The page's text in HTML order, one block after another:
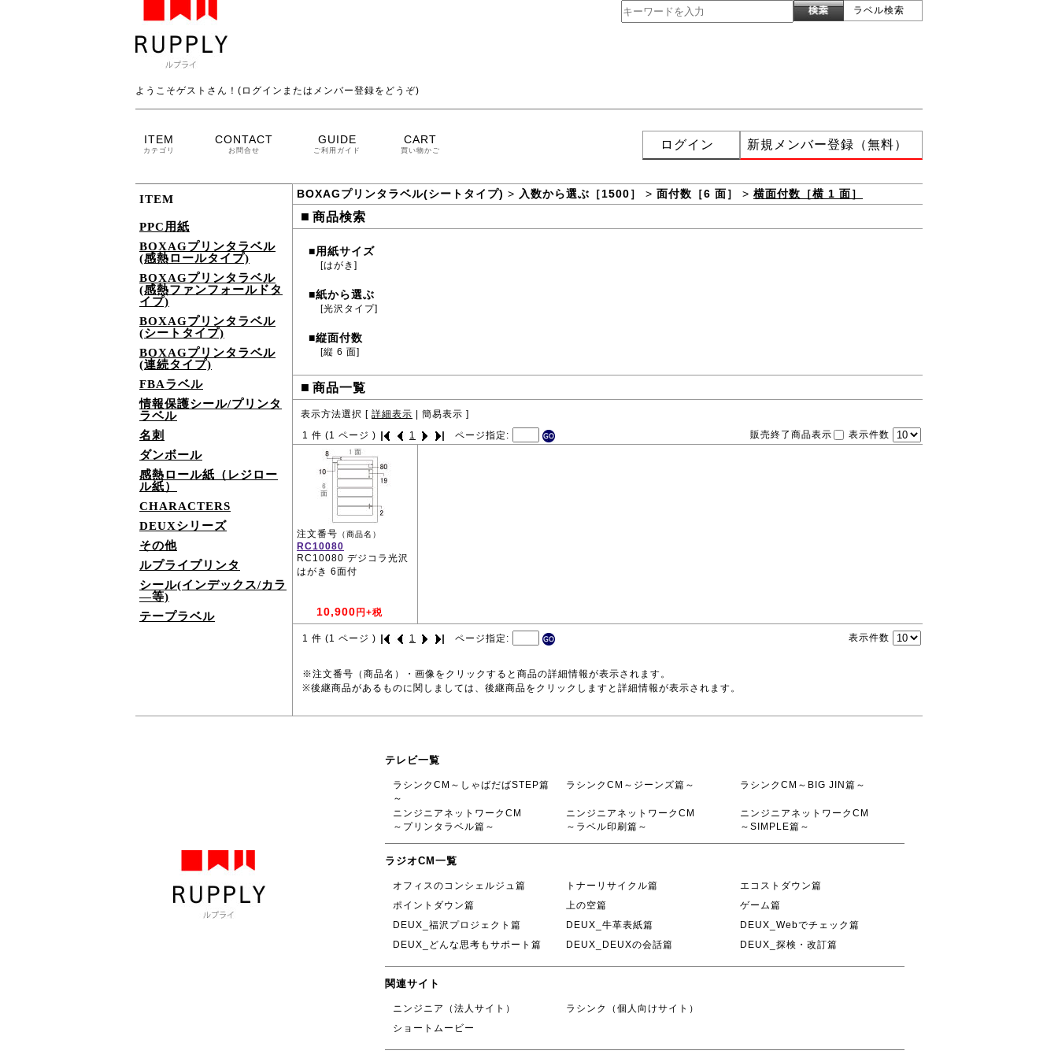
ラベル検索
ようこそゲストさん！(ログインまたはメンバー登録をどうぞ)
ITEM
カテゴリ
CONTACT
お問合せ
GUIDE
ご利用ガイド
CART
買い物かご ログイン 新規メンバー登録（無料）
ITEM
PPC用紙
BOXAGプリンタラベル
(感熱ロールタイプ)
BOXAGプリンタラベル
(感熱ファンフォールドタ
イプ)
BOXAGプリンタラベル
(シートタイプ)
BOXAGプリンタラベル
(連続タイプ)
FBAラベル
情報保護シール/プリンタ
ラベル
名刺
ダンボール
感熱ロール紙（レジロー
ル紙）
CHARACTERS
DEUXシリーズ
その他
ルプライプリンタ
シール(インデックス/カラ
―等)
テープラベル
BOXAGプリンタラベル(シートタイプ) > 入数から選ぶ［1500］ > 面付数［6 面］ > 横面付数［横 1 面］
■ 商品検索
■用紙サイズ
[はがき]
■紙から選ぶ
[光沢タイプ]
■縦面付数
[縦 6 面]
■ 商品一覧
表示方法選択 [ 詳細表示 簡易表示 ]
1 件 (1 ページ ) 1 ページ指定: 販売終了商品表示 表示件数
注文番号 （商品名）
RC10080
RC10080 デジコラ光沢
はがき 6面付
10,900 円+税
1 件 (1 ページ ) 1 ページ指定: 表示件数
※注文番号（商品名）・画像をクリックすると商品の詳細情報が表示されます。
※後継商品があるものに関しましては、後継商品をクリックしますと詳細情報が表示されます。
テレビ一覧
ラシンクCM～しゃばだばSTEP篇
～
ラシンクCM～ジーンズ篇～ ラシンクCM～BIG JIN篇～
ニンジニアネットワークCM
～プリンタラベル篇～
ニンジニアネットワークCM
～ラベル印刷篇～
ニンジニアネットワークCM
～SIMPLE篇～
ラジオCM一覧
オフィスのコンシェルジュ篇 トナーリサイクル篇
エコストダウン篇
ポイントダウン篇
上の空篇
ゲーム篇
DEUX_福沢プロジェクト篇
DEUX_牛革表紙篇
DEUX_Webでチェック篇
DEUX_どんな思考もサポート篇
DEUX_DEUXの会話篇 DEUX_探検・改訂篇
関連サイト
ニンジニア（法人サイト）
ラシンク（個人向けサイト）
ショートムービー